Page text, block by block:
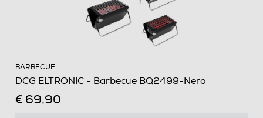
BARBECUE
DCG ELTRONIC - Barbecue BQ2499-Nero
€ 69,90